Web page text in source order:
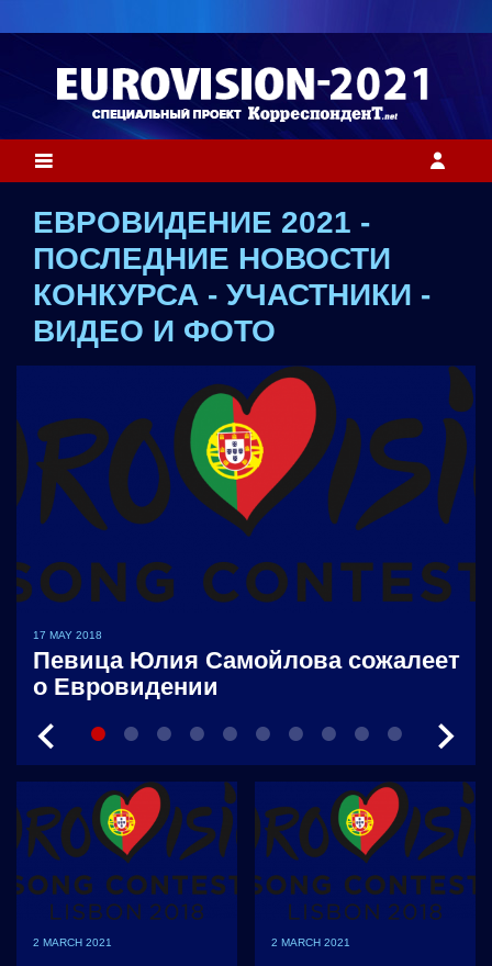
ЕВРОВИДЕНИЕ 2021 -
ПОСЛЕДНИЕ НОВОСТИ
КОНКУРСА - УЧАСТНИКИ -
ВИДЕО И ФОТО
17 MAY 2018
Певица Юлия Самойлова сожалеет
о Евровидении
2 MARCH 2021 2 MARCH 2021